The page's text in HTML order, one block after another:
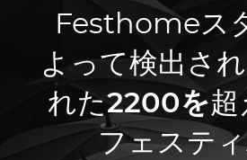
Festhomeス
よって検出さ
れた2200を
フェステ